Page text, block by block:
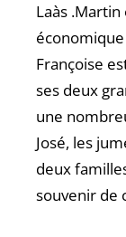
Laàs
Françoise
ses deux
une
José, les
deux
souvenir de